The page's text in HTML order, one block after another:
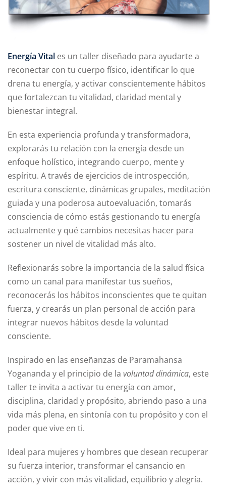
Energía Vital es un taller diseñado para ayudarte a
reconectar con tu cuerpo físico, identificar lo que
drena tu energía, y activar conscientemente hábitos
que fortalezcan tu vitalidad, claridad mental y
bienestar integral.
En esta experiencia profunda y transformadora,
explorarás tu relación con la energía desde un
enfoque holístico, integrando cuerpo, mente y
espíritu. A través de ejercicios de introspección,
escritura consciente, dinámicas grupales, meditación
guiada y una poderosa autoevaluación, tomarás
consciencia de cómo estás gestionando tu energía
actualmente y qué cambios necesitas hacer para
sostener un nivel de vitalidad más alto.
Reflexionarás sobre la importancia de la salud física
como un canal para manifestar tus sueños,
reconocerás los hábitos inconscientes que te quitan
fuerza, y crearás un plan personal de acción para
integrar nuevos hábitos desde la voluntad
consciente.
Inspirado en las enseñanzas de Paramahansa
Yogananda y el principio de la voluntad dinámica, este
taller te invita a activar tu energía con amor,
disciplina, claridad y propósito, abriendo paso a una
vida más plena, en sintonía con tu propósito y con el
poder que vive en ti.
Ideal para mujeres y hombres que desean recuperar
su fuerza interior, transformar el cansancio en
acción, y vivir con más vitalidad, equilibrio y alegría.